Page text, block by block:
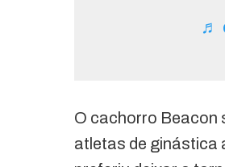
♬
O cachorro Beacon
atletas de ginástica